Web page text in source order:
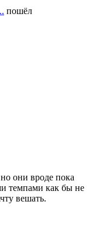
пошёл
они вроде пока
темпами как бы не
вешать.